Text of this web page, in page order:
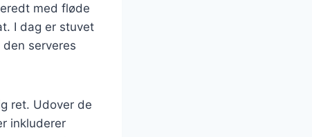
med fløde
I dag er stuvet
serveres
ret. Udover de
inkluderer